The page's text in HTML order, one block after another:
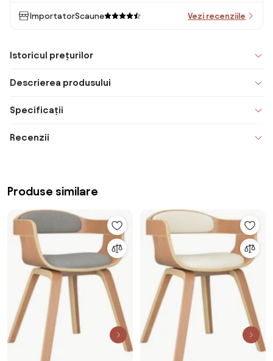
ImportatorScaune Vezi recenziile
Istoricul prețurilor
Descrierea produsului
Specificații
Recenzii
Produse similare